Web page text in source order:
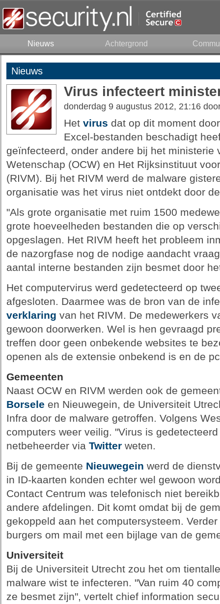
Nieuws Achtergrond
Nieuws
Virus infecteert
donderdag 9 augustus 2012, 21:16
Het virus dat op dit moment
Excel-bestanden beschadigt
geïnfecteerd, onder andere bij het ministerie
Wetenschap (OCW) en Het Rijksinstituut
(RIVM). Bij het RIVM werd de malware
organisatie was het virus niet ontdekt door
"Als grote organisatie met ruim 1500
grote hoeveelheden bestanden die op
opgeslagen. Het RIVM heeft het probleem
de nazorgfase nog de nodige aandacht
aantal interne bestanden zijn besmet door
Het computervirus werd gedetecteerd op
afgesloten. Daarmee was de bron van de
verklaring van het RIVM. De medewerkers
gewoon doorwerken. Wel is hen gevraagd
treffen door geen onbekende websites te
openen als de extensie onbekend is en de
Gemeenten
Naast OCW en RIVM werden ook de
Borsele en Nieuwegein, de Universiteit
Infra door de malware getroffen. Volgens
computers weer veilig. "Virus is
netbeheerder via Twitterweten.
Bij de gemeente Nieuwegein werd de
in ID-kaarten konden echter wel gewoon
Contact Centrum was telefonisch niet
andere afdelingen. Dit komt omdat bij de
gekoppeld aan het computersysteem. Verder
burgers om mail met een bijlage van de
Universiteit
Bij de Universiteit Utrecht zou het om
malware wist te infecteren. "Van ruim 40
ze besmet zijn", vertelt chief information